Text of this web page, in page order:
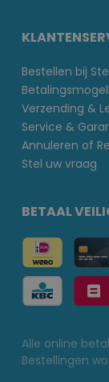
Bestellen bij
Verzending &
Service &
Annuleren of
Stel uw vraag
BETAAL
Alle online
Bestellingen